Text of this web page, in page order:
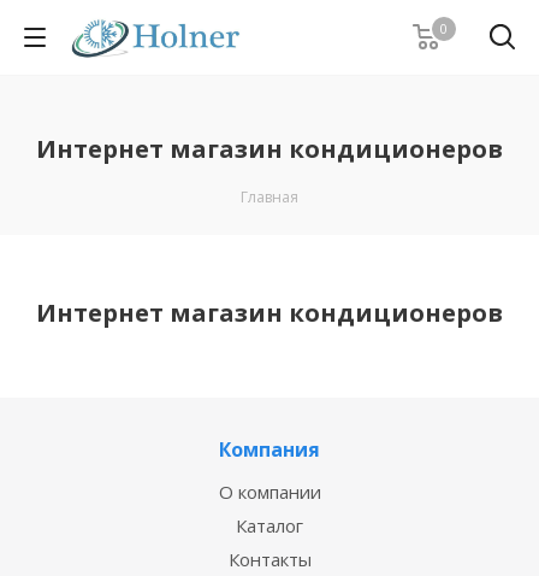
0
Интернет магазин кондиционеров
Главная
Интернет магазин кондиционеров
Компания
О компании
Каталог
Контакты